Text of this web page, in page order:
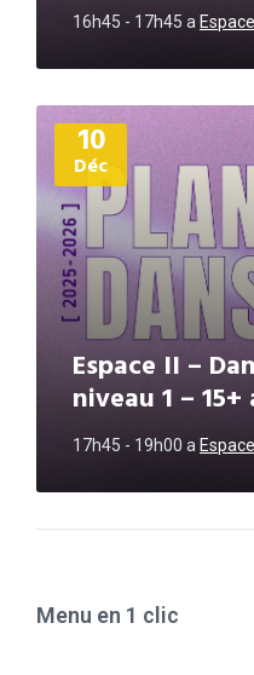
16h45 - 17h45 a
10
Déc
Espace II –
niveau 1 –
17h45 - 19h00 a
Plus
d'informations
Menu en 1 clic